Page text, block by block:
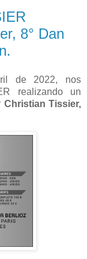
8° Dan
de 2022, nos
realizando un
Christian Tissier,